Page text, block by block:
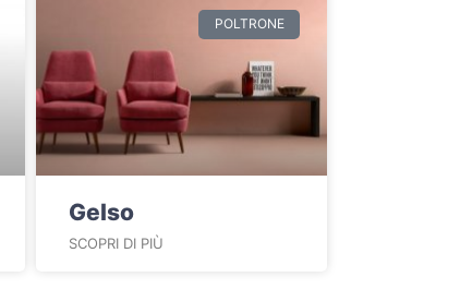
POLTRONE
Gelso
SCOPRI DI PIÙ